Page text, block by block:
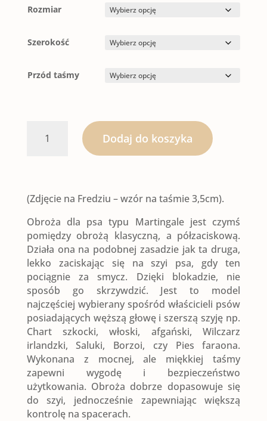
65,00 zł
75,00 zł
Rozmiar
Szerokość
Przód taśmy
|
MOONLIGHT
Dodaj do koszyka
(Zdjęcie na Fredziu – wzór na taśmie 3,5cm).
Obroża dla psa typu Martingale jest czymś
pomiędzy obrożą klasyczną, a półzaciskową.
Działa ona na podobnej zasadzie jak ta druga,
lekko zaciskając się na szyi psa, gdy ten
pociągnie za smycz. Dzięki blokadzie, nie
sposób go skrzywdzić. Jest to model
najczęściej wybierany spośród właścicieli psów
posiadających węższą głowę i szerszą szyję np.
Chart szkocki, włoski, afgański, Wilczarz
irlandzki, Saluki, Borzoi, czy Pies faraona.
Wykonana z mocnej, ale miękkiej taśmy
zapewni wygodę i bezpieczeństwo
użytkowania. Obroża dobrze dopasowuje się
do szyi, jednocześnie zapewniając większą
kontrolę na spacerach.